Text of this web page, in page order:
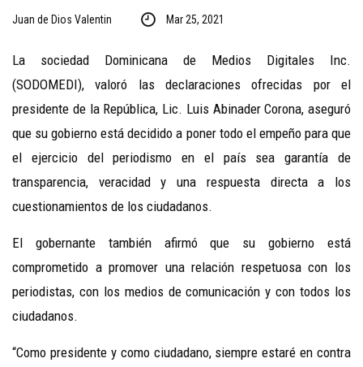
Juan de Dios Valentin Mar 25, 2021
La sociedad Dominicana de Medios Digitales Inc.
(SODOMEDI), valoró las declaraciones ofrecidas por el
presidente de la República, Lic. Luis Abinader Corona, aseguró
que su gobierno está decidido a poner todo el empeño para que
el ejercicio del periodismo en el país sea garantía de
transparencia, veracidad y una respuesta directa a los
cuestionamientos de los ciudadanos.
El gobernante también afirmó que su gobierno está
comprometido a promover una relación respetuosa con los
periodistas, con los medios de comunicación y con todos los
ciudadanos.
“Como presidente y como ciudadano, siempre estaré en contra